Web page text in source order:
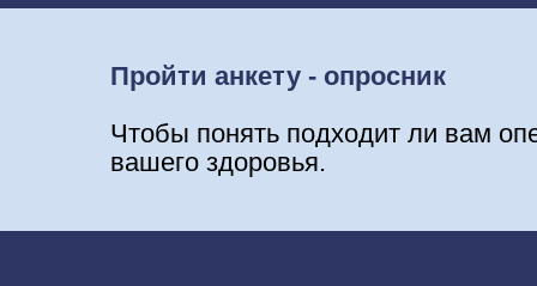
Пройти анкету - опросник
Чтобы понять подходит ли вам
вашего здоровья.